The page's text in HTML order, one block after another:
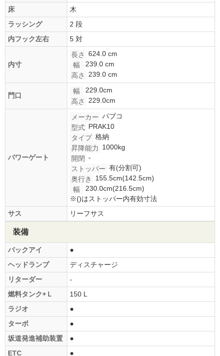
床
木
ラッシング
2 段
内フック左右
5 対
内寸
長さ
624.0 cm
幅
239.0 cm
高さ
239.0 cm
門口
幅
229.0cm
高さ
229.0cm
パワーゲート
メーカー パブコ
型式 PRAK10
タイプ 格納
昇降能力
1000kg
開閉 -
ストッパー 有(分割可)
奥行き
155.5cm(142.5cm)
幅
230.0cm(216.5cm)
※()はストッパー内有効寸法
サス
リーフサス
装備
バックアイ
●
ヘッドランプ
ディスチャージ
リターダー
-
燃料タンク+Ｌ
150 L
ラジオ
●
ターボ
●
坂道発進補助装置
●
ETC
●